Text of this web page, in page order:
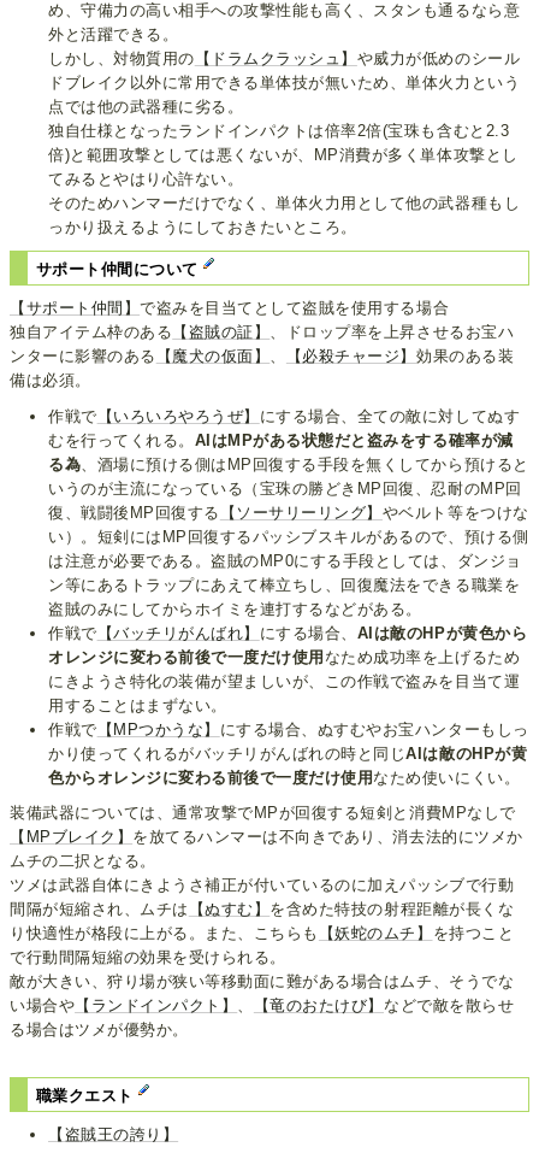
め、守備力の高い相手への攻撃性能も高く、スタンも通るなら意
外と活躍できる。
しかし、対物質用の 【ドラムクラッシュ】 や威力が低めのシール
ドブレイク以外に常用できる単体技が無いため、単体火力という
点では他の武器種に劣る。
独自仕様となったランドインパクトは倍率2倍(宝珠も含むと2.3
倍)と範囲攻撃としては悪くないが、MP消費が多く単体攻撃とし
てみるとやはり心許ない。
そのためハンマーだけでなく、単体火力用として他の武器種もし
っかり扱えるようにしておきたいところ。
サポート仲間について
【サポート仲間】で盗みを目当てとして盗賊を使用する場合
独自アイテム枠のある 【盗賊の証】 、ドロップ率を上昇させるお宝ハ
ンターに影響のある
【魔犬の仮面】 、 【必殺チャージ】効果のある装
備は必須。
作戦で 【いろいろやろうぜ】 にする場合、全ての敵に対してぬす
むを行ってくれる。 AIはMPがある状態だと盗みをする確率が減
る為 、酒場に預ける側はMP回復する手段を無くしてから預けると
いうのが主流になっている（宝珠の勝どきMP回復、忍耐のMP回
復、戦闘後MP回復する
【ソーサリーリング】 やベルト等をつけな
い）。短剣にはMP回復するパッシブスキルがあるので、預ける側
は注意が必要である。盗賊のMP0にする手段としては、ダンジョ
ン等にあるトラップにあえて棒立ちし、回復魔法をできる職業を
盗賊のみにしてからホイミを連打するなどがある。
作戦で 【バッチリがんばれ】 にする場合、 AIは敵のHPが黄色から
オレンジに変わる前後で一度だけ使用 なため成功率を上げるため
にきようさ特化の装備が望ましいが、この作戦で盗みを目当て運
用することはまずない。
作戦で 【MPつかうな】 にする場合、ぬすむやお宝ハンターもしっ
かり使ってくれるがバッチリがんばれの時と同じAIは敵のHPが黄
色からオレンジに変わる前後で一度だけ使用なため使いにくい。
装備武器については、通常攻撃でMPが回復する短剣と消費MPなしで
【MPブレイク】 を放てるハンマーは不向きであり、消去法的にツメか
ムチの二択となる。
ツメは武器自体にきようさ補正が付いているのに加えパッシブで行動
間隔が短縮され、ムチは
【ぬすむ】 を含めた特技の射程距離が長くな
り快適性が格段に上がる。また、こちらも
【妖蛇のムチ】 を持つこと
で行動間隔短縮の効果を受けられる。
敵が大きい、狩り場が狭い等移動面に難がある場合はムチ、そうでな
い場合や 【ランドインパクト】 【竜のおたけび】 などで敵を散らせ
る場合はツメが優勢か。
職業クエスト
【盗賊王の誇り】